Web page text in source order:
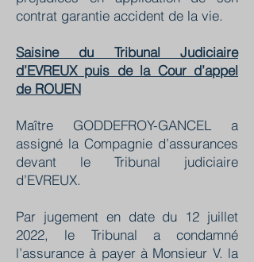
contrat garantie accident de la vie.
Saisine du Tribunal Judiciaire
d’EVREUX puis de la Cour d’appel
de ROUEN
Maître GODDEFROY-GANCEL a
assigné la Compagnie d’assurances
devant le Tribunal judiciaire
d’EVREUX.
Par jugement en date du 12 juillet
2022, le Tribunal a condamné
l’assurance à payer à Monsieur V. la